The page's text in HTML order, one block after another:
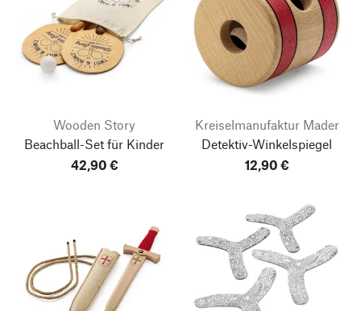
Wooden Story
Beachball-Set für Kinder
42,90 €
Kreiselmanufaktur Mader
Detektiv-Winkelspiegel
12,90 €